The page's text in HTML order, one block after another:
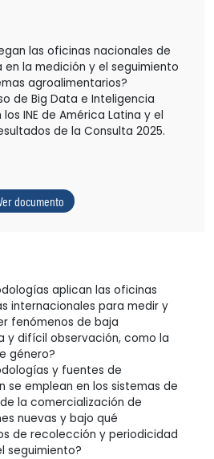
las oficinas nacionales de
la medición y el seguimiento
agroalimentarios?
de Big Data e Inteligencia
INE de América Latina y el
de la Consulta 2025.
documento
aplican las oficinas
internacionales para medir y
fenómenos de baja
y difícil observación, como la
género?
y fuentes de
se emplean en los sistemas de
la comercialización de
nuevas y bajo qué
de recolección y periodicidad
seguimiento?